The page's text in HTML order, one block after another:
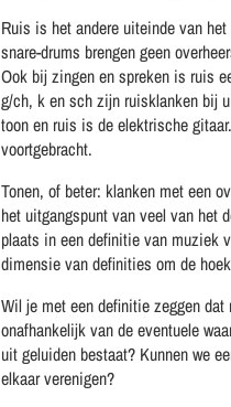
Ruis is het andere uiteinde van
snare-drums brengen geen
Ook bij zingen en spreken is ruis
g/ch, k en sch zijn ruisklanken bij
toon en ruis is de elektrische
voortgebracht.
Tonen, of beter: klanken met een
het uitgangspunt van veel van het
plaats in een definitie van muziek
dimensie van definities om de
Wil je met een definitie zeggen
onafhankelijk van de eventuele
uit geluiden bestaat? Kunnen we
elkaar verenigen?